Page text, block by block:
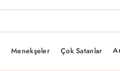
Menekşeler Çok Satanlar